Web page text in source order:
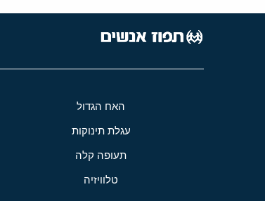
האח הגדול
עגלת תינוקות
תעופה קלה
טלוויזיה